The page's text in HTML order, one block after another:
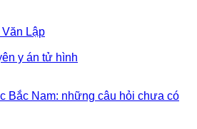
Lập
y án tử hình
Bắc Nam: những câu hỏi chưa có